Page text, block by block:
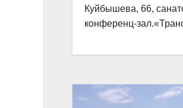
Куйбышева, 66,
конференц-